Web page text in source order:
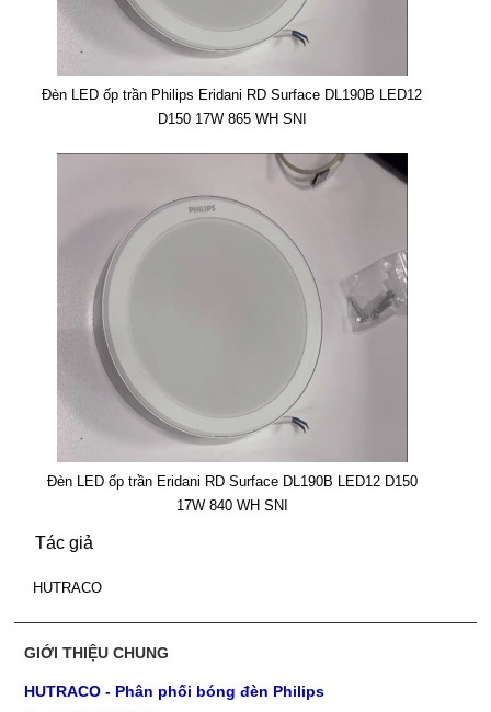
Đèn LED ốp trần Philips Eridani RD Surface DL190B LED12
D150 17W 865 WH SNI
Đèn LED ốp trần Eridani RD Surface DL190B LED12 D150
17W 840 WH SNI
Tác giả
HUTRACO
GIỚI THIỆU CHUNG
HUTRACO - Phân phối bóng đèn Philips